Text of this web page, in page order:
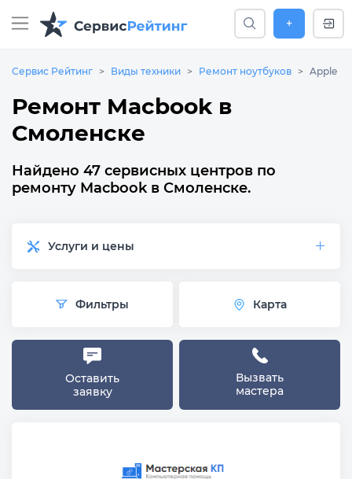
+
Сервис Рейтинг Виды техники Ремонт ноутбуков Apple
Ремонт Macbook в
Смоленске
Найдено 47 сервисных центров по
ремонту Macbook в Смоленске.
Услуги и цены
Фильтры Карта
Оставить
заявку
Вызвать
мастера